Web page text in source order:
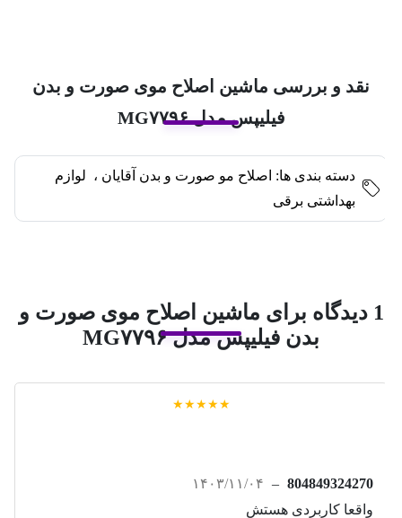
نقد و بررسی ماشین اصلاح موی صورت و بدن
فیلیپس مدل MG۷۷۹۶
دسته بندی ها: اصلاح مو صورت و بدن آقایان ، لوازم
بهداشتی برقی
ماشین اصلاح موی صورت و
بدن فیلیپس مدل MG۷۷۹۶
★★★★★
804849324270
–
۱۴۰۳/۱۱/۰۴
واقعا کاربردی هستش